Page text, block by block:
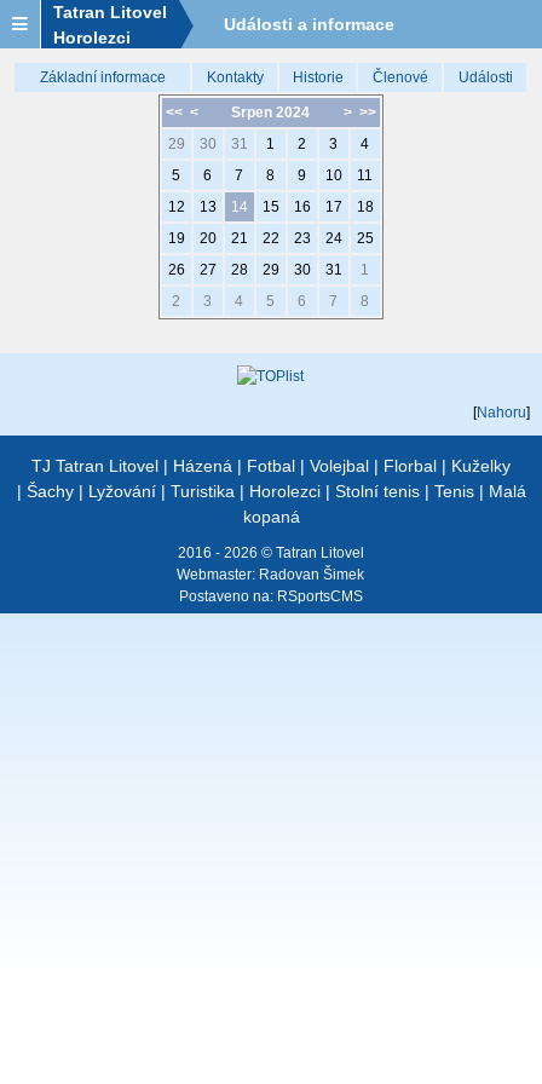
Tatran Litovel
Horolezci
Události a informace
Základní informace Kontakty Historie Členové Události
<< < > >>
Srpen 2024
29
30 31 1 2 3
4
5
6 7 8 9 10
11
12
13 14 15 16 17
18
19
20 21 22 23 24
25
26
27 28 29 30 31
1
2
3 4 5 6 7 8
[Nahoru]
TJ Tatran Litovel | Házená | Fotbal | Volejbal | Florbal | Kuželky
| Šachy| Lyžování| Turistika | Horolezci| Stolní tenis| Tenis| Malá
kopaná
2016 - 2026 © Tatran Litovel
Webmaster: Radovan Šimek
Postaveno na: RSportsCMS